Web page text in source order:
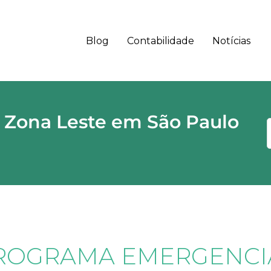
Blog Contabilidade Notícias
Leste em São Paulo